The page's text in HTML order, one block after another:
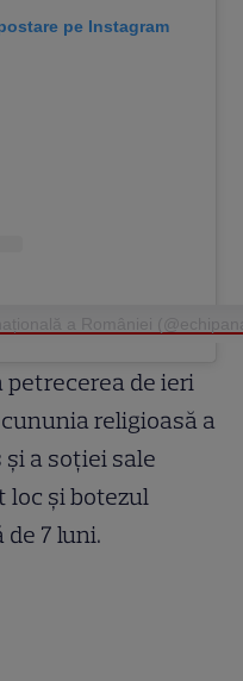
pe Instagram
a României
petrecerea de ieri
religioasă a
a soţiei sale
loc şi botezul
7 luni.